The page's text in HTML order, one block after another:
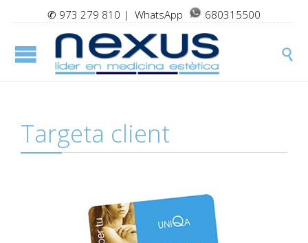
✆ 973 279 810 | WhatsApp 680315500

Targeta client